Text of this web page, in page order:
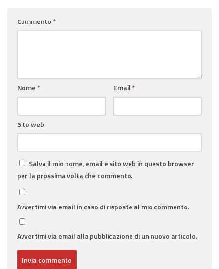
Commento *
Nome * Email *
Sito web
Salva il mio nome, email e sito web in questo browser
per la prossima volta che commento.
Avvertimi via email in caso di risposte al mio commento.
Avvertimi via email alla pubblicazione di un nuovo articolo.